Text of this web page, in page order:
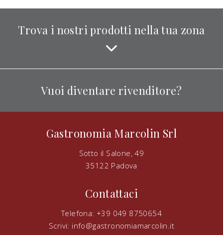
Trova i nostri prodotti nella tua zona
Vuoi diventare rivenditore?
Gastronomia Marcolin Srl
Sotto il Salone, 49
35122 Padova
Contattaci
Telefona: +39 049 8750654
Scrivi: info@gastronomiamarcolin.it